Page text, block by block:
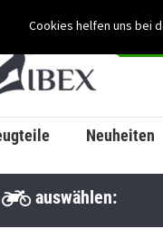
Cookies helfen uns bei
Neuheiten
auswählen: